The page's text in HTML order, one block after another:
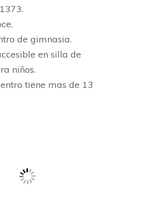
de gimnasia.
en silla de
niños.
tiene mas de 13